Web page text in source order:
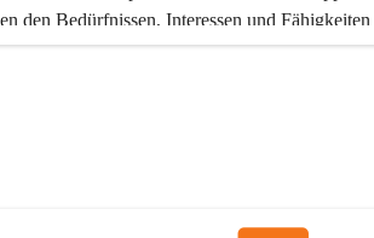
den Bedürfnissen, Interessen und
.
und dem pädagogischen